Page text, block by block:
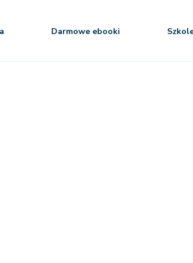
Darmowe ebooki